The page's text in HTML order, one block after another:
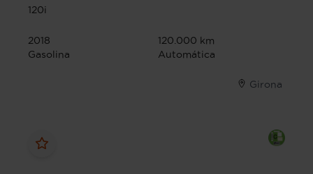
120i
2018
120.000 km
Gasolina
Automática
Girona